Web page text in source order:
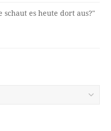
schaut es heute dort aus?"